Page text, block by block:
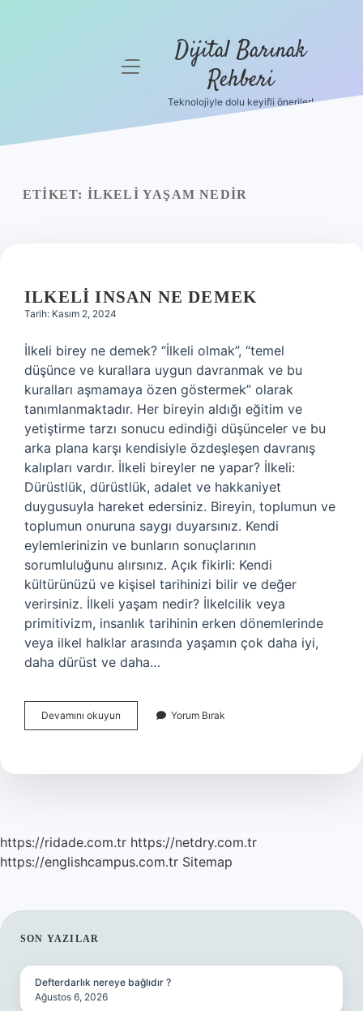
menüyü
Dijital Barınak
Rehberi
Teknolojiyle dolu keyifli öneriler!
ETIKET: İLKELI YAŞAM NEDIR
ILKELI INSAN NE DEMEK
Tarih: Kasım 2, 2024
İlkeli birey ne demek? “İlkeli olmak”, “temel
düşünce ve kurallara uygun davranmak ve bu
kuralları aşmamaya özen göstermek” olarak
tanımlanmaktadır. Her bireyin aldığı eğitim ve
yetiştirme tarzı sonucu edindiği düşünceler ve bu
arka plana karşı kendisiyle özdeşleşen davranış
kalıpları vardır. İlkeli bireyler ne yapar? İlkeli:
Dürüstlük, dürüstlük, adalet ve hakkaniyet
duygusuyla hareket edersiniz. Bireyin, toplumun ve
toplumun onuruna saygı duyarsınız. Kendi
eylemlerinizin ve bunların sonuçlarının
sorumluluğunu alırsınız. Açık fikirli: Kendi
kültürünüzü ve kişisel tarihinizi bilir ve değer
verirsiniz. İlkeli yaşam nedir? İlkelcilik veya
primitivizm, insanlık tarihinin erken dönemlerinde
veya ilkel halklar arasında yaşamın çok daha iyi,
daha dürüst ve daha…
Devamını okuyun
Insan
Yorum Bırak
https://ridade.com.tr https://netdry.com.tr
https://englishcampus.com.tr Sitemap
SIDEBAR
SON YAZILAR
Defterdarlık nereye bağlıdır ?
Ağustos 6, 2026